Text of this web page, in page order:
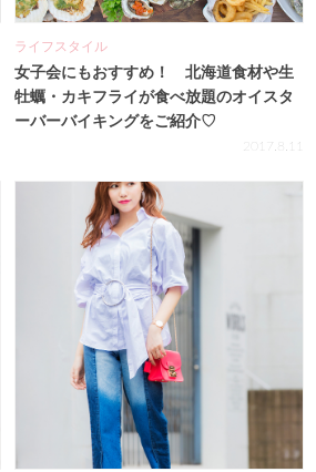
ライフスタイル
女子会にもおすすめ！ 北海道食材や生
牡蠣・カキフライが食べ放題のオイスタ
ーバーバイキングをご紹介♡
2017.8.11